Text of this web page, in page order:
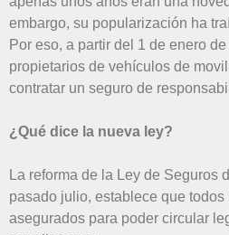
embargo, su popularización ha
Por eso, a partir del 1 de enero
propietarios de vehículos de
contratar un seguro de
¿Qué dice la nueva ley?
La reforma de la Ley de Seguros
pasado julio, establece que
asegurados para poder circular